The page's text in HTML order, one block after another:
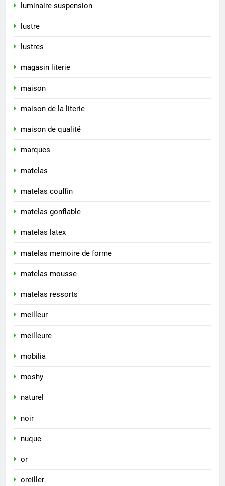
luminaire suspension
lustre
lustres
magasin literie
maison
maison de la literie
maison de qualité
marques
matelas
matelas couffin
matelas gonflable
matelas latex
matelas memoire de forme
matelas mousse
matelas ressorts
meilleur
meilleure
mobilia
moshy
naturel
noir
nuque
or
oreiller